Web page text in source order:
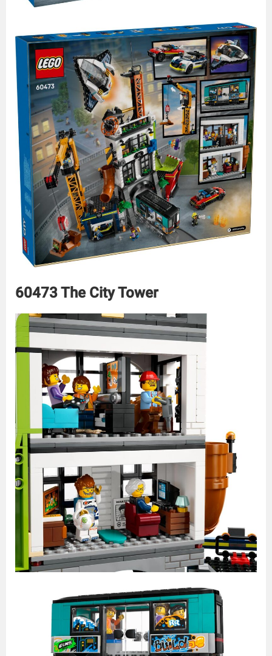
60473 The City Tower